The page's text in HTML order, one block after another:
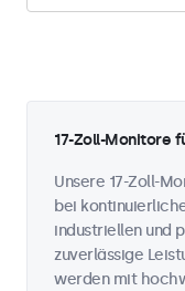
17-Zoll-Monitore
Unsere 17-Zoll-
bei
industriellen und
zuverlässige
werden mit